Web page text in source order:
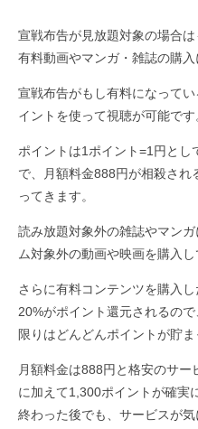
宣戦布告が見放題対象の場合
有料動画やマンガ・雑誌の購入
宣戦布告がもし有料になって
イントを使って視聴が可能です
ポイントは1ポイント=1円とし
で、月額料金888円が相殺され
ってきます。
読み放題対象外の雑誌やマン
ム対象外の動画や映画を購入し
さらに有料コンテンツを購入
20%がポイント還元されるの
限りはどんどんポイントが貯ま
月額料金は888円と格安のサ
に加えて1,300ポイントが確実
終わった後でも、サービスが